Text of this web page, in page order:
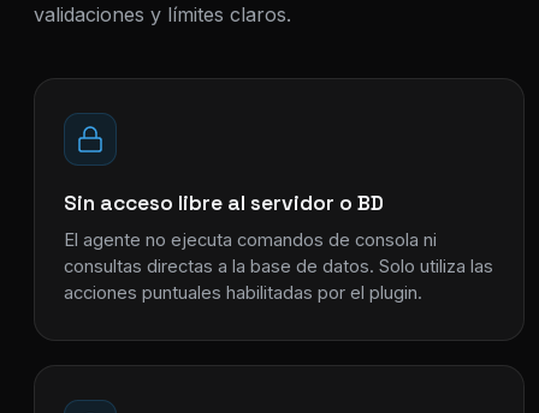
validaciones y límites claros.
Sin acceso libre al servidor o BD
El agente no ejecuta comandos de consola ni
consultas directas a la base de datos. Solo utiliza las
acciones puntuales habilitadas por el plugin.